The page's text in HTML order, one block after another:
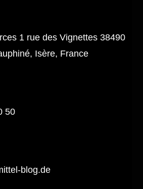
1 rue des Vignettes 38490
Isère, France
50
blog.de